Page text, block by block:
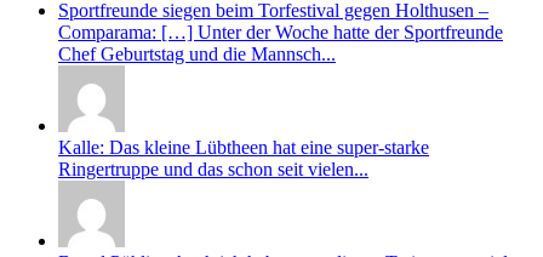
Sportfreunde siegen beim Torfestival gegen Holthusen –
Comparama: […] Unter der Woche hatte der Sportfreunde
Chef Geburtstag und die Mannsch...
Kalle: Das kleine Lübtheen hat eine super-starke
Ringertruppe und das schon seit vielen...